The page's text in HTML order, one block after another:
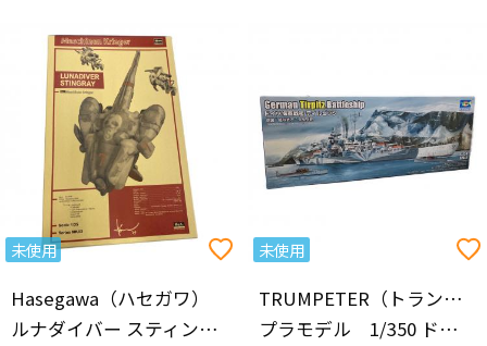
未使用
Hasegawa（ハセガワ）
ルナダイバー スティングレイ プラモデル 1/35 マシーネンクリーガー
未使用
TRUMPETER（トランペッター）
プラモデル 1/350 ドイツ海軍戦艦 ティルピッツ